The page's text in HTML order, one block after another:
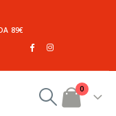
89€
0